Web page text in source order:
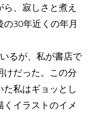
、寂しさと煮え
30年近くの年月
るが、私が書店で
けだった。この分
私はギョッとし
イラストのイメ